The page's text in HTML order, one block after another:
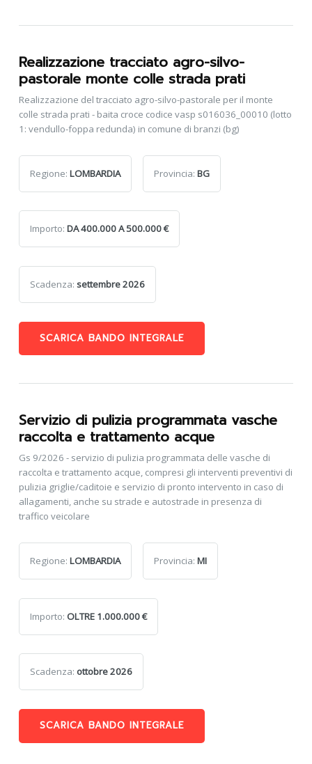
Realizzazione tracciato agro-silvo-
pastorale monte colle strada prati
Realizzazione del tracciato agro-silvo-pastorale per il monte
colle strada prati - baita croce codice vasp s016036_00010 (lotto
1: vendullo-foppa redunda) in comune di branzi (bg)
Regione: LOMBARDIA Provincia: BG
Importo: DA 400.000 A 500.000 €
Scadenza: settembre 2026
SCARICA BANDO INTEGRALE
Servizio di pulizia programmata vasche
raccolta e trattamento acque
Gs 9/2026 - servizio di pulizia programmata delle vasche di
raccolta e trattamento acque, compresi gli interventi preventivi di
pulizia griglie/caditoie e servizio di pronto intervento in caso di
allagamenti, anche su strade e autostrade in presenza di
traffico veicolare
Regione: LOMBARDIA Provincia: MI
Importo: OLTRE 1.000.000 €
Scadenza: ottobre 2026
SCARICA BANDO INTEGRALE